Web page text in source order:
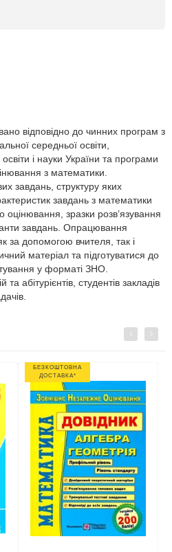
відповідно до чинних програм з
середньої освіти,
і науки України та програми
з математики.
завдань, структуру яких
завдань з математики
оцінювання, зразки розв’язування
завдань. Опрацювання
за допомогою вчителя, так і
матеріал та підготуватися до
у форматі ЗНО.
та абітурієнтів, студентів закладів
Previous
БЕЗКОШТОВНА
ДОСТАВКА*
Next